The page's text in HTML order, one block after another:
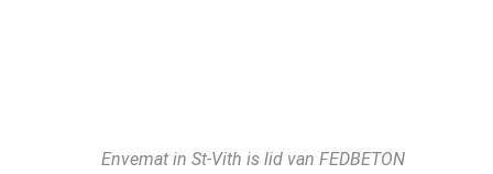
Envemat in St-Vith is lid van FEDBETON